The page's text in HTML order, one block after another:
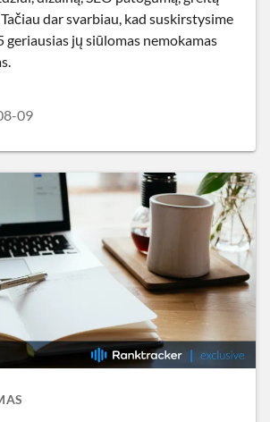
dar svarbiau, kad suskirstysime
geriausias jų siūlomas nemokamas
09